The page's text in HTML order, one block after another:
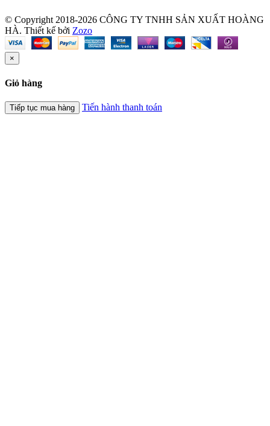
© Copyright 2018-2026 CÔNG TY TNHH SẢN XUẤT HOÀNG
HÀ. Thiết kế bởi Zozo
×
Giỏ hàng
Tiếp tục mua hàng Tiến hành thanh toán